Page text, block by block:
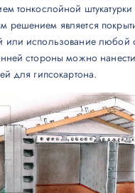
тонкослойной штукатурки
решением является
или использование любой
стороны можно
для гипсокартона.